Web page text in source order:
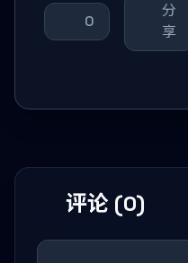
0
分
享
评论 (0)